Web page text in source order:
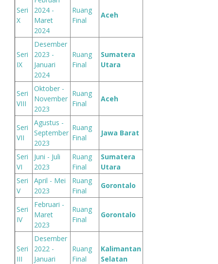
Seri
X
2024 -
Maret
2024
Ruang
Final
Aceh
Seri
IX
Desember
2023 -
Januari
2024
Ruang
Final
Sumatera
Utara
Seri
VIII
Oktober -
November
2023
Ruang
Final
Aceh
Seri
VII
Agustus -
September
2023
Ruang
Final
Jawa Barat
Seri
VI
Juni - Juli
2023
Ruang
Final
Sumatera
Utara
Seri
V
April - Mei
2023
Ruang
Final
Gorontalo
Seri
IV
Februari -
Maret
2023
Ruang
Final
Gorontalo
Seri
III
Desember
2022 -
Januari
Ruang
Final
Kalimantan
Selatan